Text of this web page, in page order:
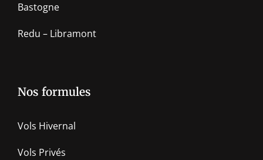
Bastogne
Redu – Libramont
Nos formules
Vols Hivernal
Vols Privés